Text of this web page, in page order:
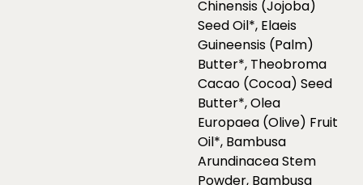
Chinensis (Jojoba)
Seed Oil*, Elaeis
Guineensis (Palm)
Butter*, Theobroma
Cacao (Cocoa) Seed
Butter*, Olea
Europaea (Olive) Fruit
Oil*, Bambusa
Arundinacea Stem
Powder, Bambusa